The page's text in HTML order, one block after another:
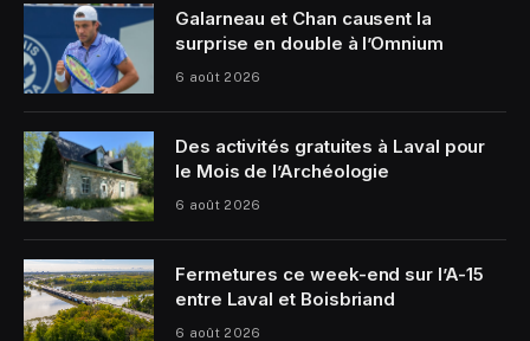
Galarneau et Chan causent la
surprise en double à l’Omnium
6 août 2026
Des activités gratuites à Laval pour
le Mois de l’Archéologie
6 août 2026
Fermetures ce week-end sur l’A-15
entre Laval et Boisbriand
6 août 2026